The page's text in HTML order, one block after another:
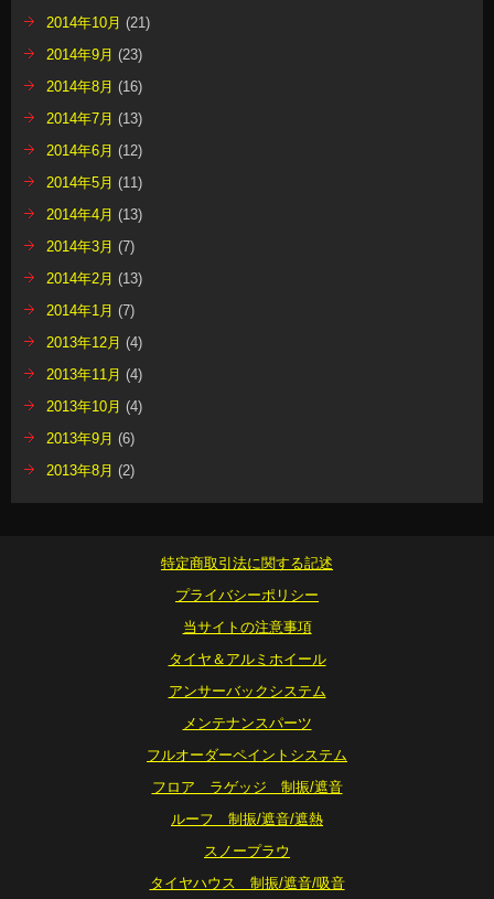
2014年10月 (21)
2014年9月 (23)
2014年8月 (16)
2014年7月 (13)
2014年6月 (12)
2014年5月 (11)
2014年4月 (13)
2014年3月 (7)
2014年2月 (13)
2014年1月 (7)
2013年12月 (4)
2013年11月 (4)
2013年10月 (4)
2013年9月 (6)
2013年8月 (2)
特定商取引法に関する記述
プライバシーポリシー
当サイトの注意事項
タイヤ＆アルミホイール
アンサーバックシステム
メンテナンスパーツ
フルオーダーペイントシステム
フロア ラゲッジ 制振/遮音
ルーフ 制振/遮音/遮熱
スノープラウ
タイヤハウス 制振/遮音/吸音